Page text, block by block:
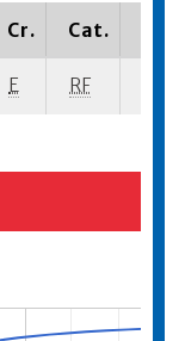
Cr. Cat.
E RF